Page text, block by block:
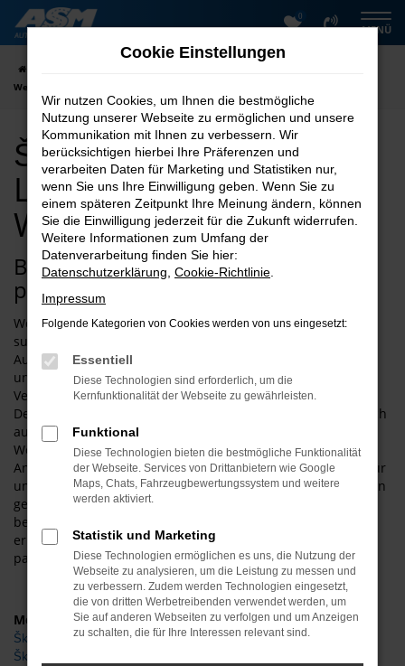
Zum
Hauptinhalt
0
MENÜ
Wernigerode
Škoda kaufen mit
Lieferservice nach
Wernigerode
Bei uns finden Sie schnell den
passenden Škoda für Wernigerode
Wenn Sie einen Škoda für Fahrten in und um Wernigerode
suchen, sind wir jederzeit gerne Ihr Ansprechpartner. Der
Autoservice Meißner existiert seit 1997 und ist tief im Harz
und der Umgebung verwurzelt. Dank der exzellenten
Verkehrsanbindung und der zentralen Lage innerhalb
Deutschlands erreichen Sie uns aber selbstverständlich auch
aus anderen Orten. Sie werden staunen, wie schnell es von
Wernigerode zu uns und zu unserem überaus günstigen
Angebote an Fahrzeugen von Škoda geht. Kennzeichnend für
unser Unternehmen ist die enge Kundenbindung. Wir fragen
genau nach und hören Ihnen aufmerksam zu. Beratung
bedeutet bei uns, dass Sie exakt das Fahrzeug von Škoda
erhalten, das zu Ihnen und Ihrer Mobilität in Wernigerode
passt – ohne Kompromisse.
Modelle
Škoda Fabia Wernigerode
Škoda Karoq Wernigerode
Cookie Einstellungen
Wir nutzen Cookies, um Ihnen die bestmögliche
Nutzung unserer Webseite zu ermöglichen und unsere
Kommunikation mit Ihnen zu verbessern. Wir
berücksichtigen hierbei Ihre Präferenzen und
verarbeiten Daten für Marketing und Statistiken nur,
wenn Sie uns Ihre Einwilligung geben. Wenn Sie zu
einem späteren Zeitpunkt Ihre Meinung ändern, können
Sie die Einwilligung jederzeit für die Zukunft widerrufen.
Weitere Informationen zum Umfang der
Datenverarbeitung finden Sie hier:
Datenschutzerklärung Cookie-Richtlinie
Impressum
Folgende Kategorien von Cookies werden von uns eingesetzt:
Essentiell
Diese Technologien sind erforderlich, um die
Kernfunktionalität der Webseite zu gewährleisten.
Funktional
Diese Technologien bieten die bestmögliche Funktionalität
der Webseite. Services von Drittanbietern wie Google
Maps, Chats, Fahrzeugbewertungssystem und weitere
werden aktiviert.
Statistik und Marketing
Diese Technologien ermöglichen es uns, die Nutzung der
Webseite zu analysieren, um die Leistung zu messen und
zu verbessern. Zudem werden Technologien eingesetzt,
die von dritten Werbetreibenden verwendet werden, um
Sie auf anderen Webseiten zu verfolgen und um Anzeigen
zu schalten, die für Ihre Interessen relevant sind.